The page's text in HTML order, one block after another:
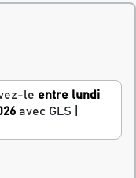
le entre lundi
avec GLS |